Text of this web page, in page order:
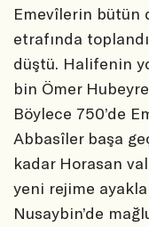
Emevîlerin bütün
etrafında
düştü. Halifenin
bin Ömer
Böylece 750’de
Abbasîler başa
kadar Horasan
yeni rejime
Nusaybin’de